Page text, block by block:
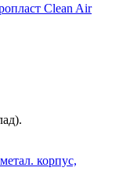
Clean Air